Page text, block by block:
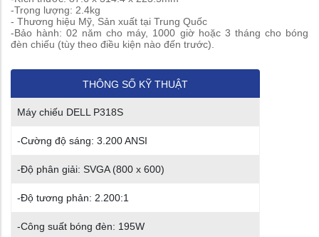
-Trọng lượng: 2.4kg
- Thương hiệu Mỹ, Sản xuất tại Trung Quốc
-Bảo hành: 02 năm cho máy, 1000 giờ hoặc 3 tháng cho bóng
đèn chiếu (tùy theo điều kiện nào đến trước).
THÔNG SỐ KỸ THUẬT
Máy chiếu DELL P318S
-Cường độ sáng: 3.200 ANSI
-Độ phân giải: SVGA (800 x 600)
-Độ tương phản: 2.200:1
-Công suất bóng đèn: 195W